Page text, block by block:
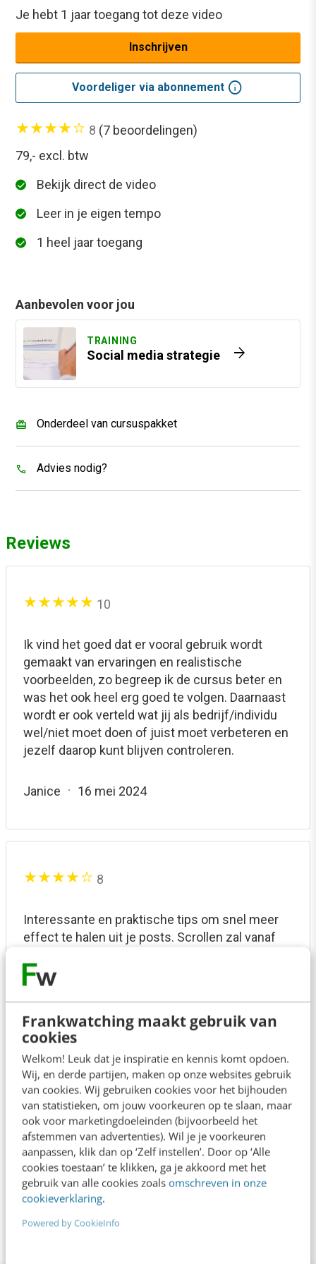
Frankwatching maakt gebruik van
cookies
Welkom! Leuk dat je inspiratie en kennis komt opdoen.
Wij, en derde partijen, maken op onze websites gebruik
van cookies. Wij gebruiken cookies voor het bijhouden
van statistieken, om jouw voorkeuren op te slaan, maar
ook voor marketingdoeleinden (bijvoorbeeld het
afstemmen van advertenties). Wil je je voorkeuren
aanpassen, klik dan op ‘Zelf instellen’. Door op ‘Alle
cookies toestaan’ te klikken, ga je akkoord met het
gebruik van alle cookies zoals omschreven in onze
cookieverklaring.
Powered by CookieInfo
Je hebt 1 jaar toegang tot deze video
Inschrijven
Voordeliger via abonnement info
8 (7 beoordelingen)
79,- excl. btw
Bekijk direct de video
Leer in je eigen tempo
1 heel jaar toegang
Aanbevolen voor jou
TRAINING
Social media strategie arrow_forward
Onderdeel van cursuspakket
Advies nodig?
Reviews
10
Ik vind het goed dat er vooral gebruik wordt
gemaakt van ervaringen en realistische
voorbeelden, zo begreep ik de cursus beter en
was het ook heel erg goed te volgen. Daarnaast
wordt er ook verteld wat jij als bedrijf/individu
wel/niet moet doen of juist moet verbeteren en
jezelf daarop kunt blijven controleren.
Janice 16 mei 2024
8
Interessante en praktische tips om snel meer
effect te halen uit je posts. Scrollen zal vanaf
7
Leuke cursus met voorbeelden en handige tips!
Julia 16 jan 2024